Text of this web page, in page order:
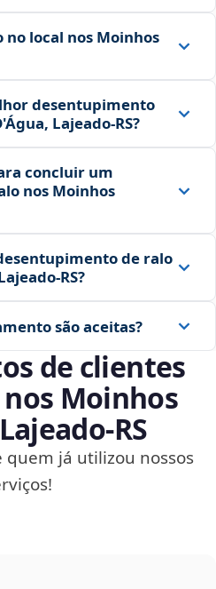
local nos Moinhos
desentupimento
Lajeado‑RS?
concluir um
nos Moinhos
de ralo
são aceitas?
de clientes
Moinhos
quem já utilizou nossos